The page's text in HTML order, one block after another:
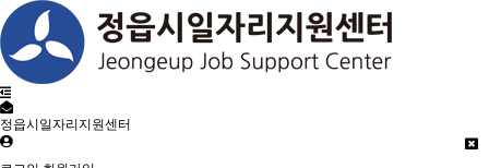
정읍시일자리지원센터